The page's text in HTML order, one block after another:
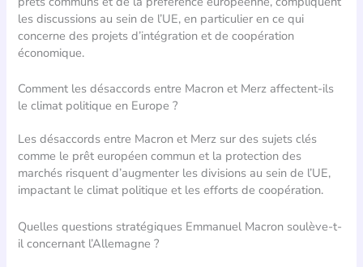
les discussions au sein de l’UE, en particulier en ce qui
concerne des projets d’intégration et de coopération
économique.
Comment les désaccords entre Macron et Merz affectent-ils
le climat politique en Europe ?
Les désaccords entre Macron et Merz sur des sujets clés
comme le prêt européen commun et la protection des
marchés risquent d’augmenter les divisions au sein de l’UE,
impactant le climat politique et les efforts de coopération.
Quelles questions stratégiques Emmanuel Macron soulève-t-
il concernant l’Allemagne ?